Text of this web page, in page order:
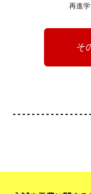
再進
そ